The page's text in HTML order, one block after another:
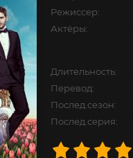
Режиссер:
Актёры:
Длительность:
Перевод:
Послед.сезон:
Послед.серия: